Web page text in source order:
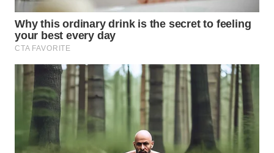
WN
INDRAMAYU
KUNINGAN
WN
MAJALENGKA
WN